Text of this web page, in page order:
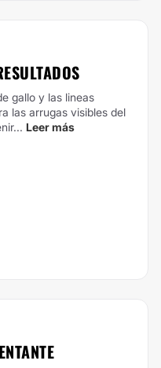
gallo y las lineas
las arrugas visibles del
Leer más